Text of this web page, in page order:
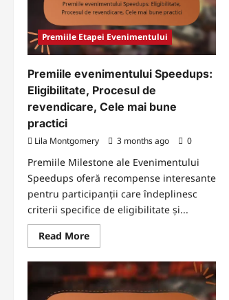
Premiile Etapei Evenimentului
Premiile evenimentului Speedups:
Eligibilitate, Procesul de
revendicare, Cele mai bune
practici
Lila Montgomery 3 months ago 0
Premiile Milestone ale Evenimentului
Speedups oferă recompense interesante
pentru participanții care îndeplinesc
criterii specifice de eligibilitate și...
Read MoreRead
more
Premiile
evenimentului
Speedups:
Eligibilitate,